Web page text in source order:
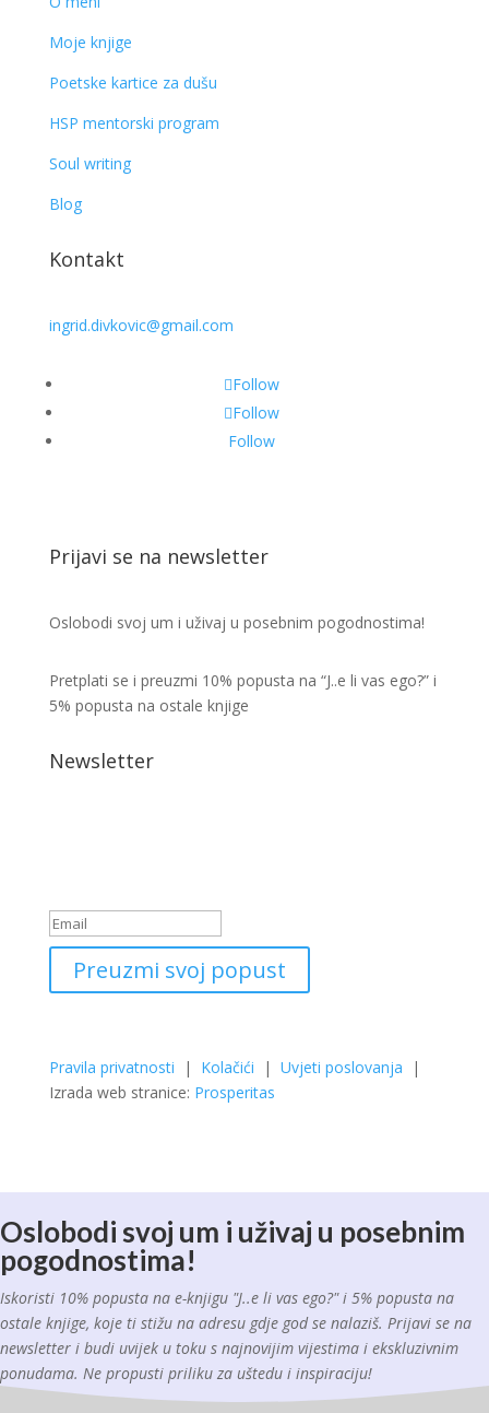
Moje knjige
Poetske kartice za dušu
HSP mentorski program
Soul writing
Blog
Kontakt
ingrid.divkovic@gmail.com
Follow
Follow
Follow
Prijavi se na newsletter
Oslobodi svoj um i uživaj u posebnim pogodnostima!
Pretplati se i preuzmi 10% popusta na “J..e li vas ego?” i
5% popusta na ostale knjige
Newsletter
Preuzmi svoj popust
Pravila privatnosti | Kolačići | Uvjeti poslovanja |
Izrada web stranice: Prosperitas
Oslobodi svoj um i uživaj u posebnim
pogodnostima!
Iskoristi 10% popusta na e-knjigu "J..e li vas ego?" i 5% popusta na
ostale knjige, koje ti stižu na adresu gdje god se nalaziš. Prijavi se na
newsletter i budi uvijek u toku s najnovijim vijestima i ekskluzivnim
ponudama. Ne propusti priliku za uštedu i inspiraciju!